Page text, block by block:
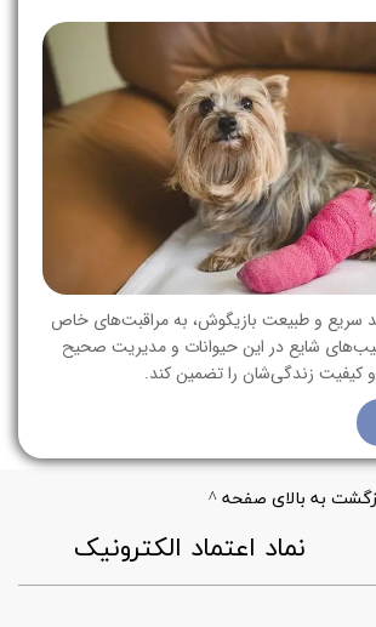
سریع و طبیعت بازیگوش، به مراقبت‌های خاص
شایع در این حیوانات و مدیریت صحیح
کیفیت زندگی‌شان را تضمین کند.
به بالای صفحه ^
​نماد اعتماد الکترونیک